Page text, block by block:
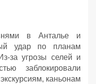
в Анталье и
удар по планам
за угрозы селей и
заблокировали
каньонам